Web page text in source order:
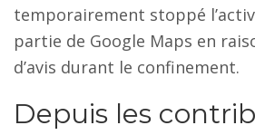
temporairement stoppé
partie de Google Maps en
d’avis durant le confinement.
Depuis les